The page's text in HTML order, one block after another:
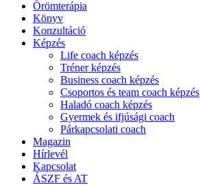
Örömterápia
Könyv
Konzultáció
Képzés
Life coach képzés
Tréner képzés
Business coach képzés
Csoportos és team coach képzés
Haladó coach képzés
Gyermek és ifjúsági coach
Párkapcsolati coach
Magazin
Hírlevél
Kapcsolat
ÁSZF és AT